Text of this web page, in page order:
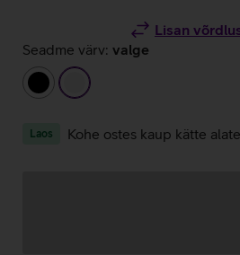
Lisan
Seadme värv: valge
must
valge
Laos Kohe ostes kaup kätte